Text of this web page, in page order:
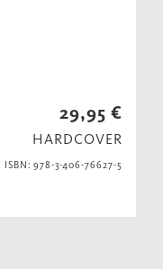
29,95 €
HARDCOVER
ISBN: 978-3-406-76627-5